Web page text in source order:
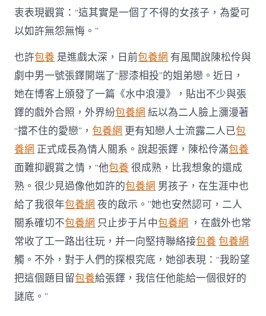
衷表現觀賞：“這其實是一個了不得的女孩子，為愛可
以如許無怨無悔。”
也許包養 是進戲太深，日前包養網 有風聞說陳松伶與
劇中男一號張鐸開端了“膠漆相投”的姐弟戀。近日，
她在博客上頒發了一篇《水中浪漫》，貼出不少與張
鐸的戲外合照，外界紛包養網 紜以為二人臉上瀰漫著
“擋不住的愛戀”，包養網 更有知戀人士流露二人已包
養網 正式成長為情人關系。說起張鐸，陳松伶滿包養
面難抑觀賞之情，“他包養 很成熟，比我想象的還成
熟。很少見過像他如許的包養網 男孩子，在生涯中也
給了我很年包養網 夜的啟示。”她也安然認可，二人
關系確切不包養網 只止步于片中包養網 ，在戲外也常
常收了工一路出往玩，并一向堅持聯絡接包養 包養網
觸。不外，對于人們的探根究底，她卻表現：“我盼望
把這個題目留包養給張鐸，我信任他能給一個很好的
謎底。”